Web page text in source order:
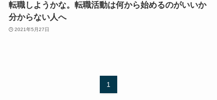
転職しようかな。転職活動は何から始めるのがいいか
分からない人へ
2021年5月27日
1